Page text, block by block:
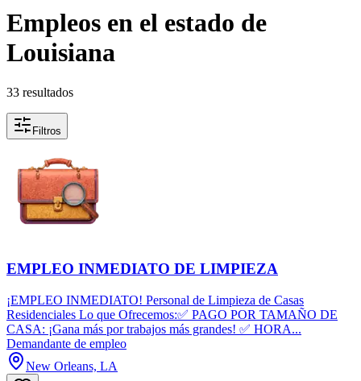
Empleos en el estado de
Louisiana
33 resultados
Filtros
EMPLEO INMEDIATO DE LIMPIEZA
¡EMPLEO INMEDIATO! Personal de Limpieza de Casas
Residenciales Lo que Ofrecemos:✅ PAGO POR TAMAÑO DE
CASA: ¡Gana más por trabajos más grandes! ✅ HORA...
Demandante de empleo
New Orleans, LA